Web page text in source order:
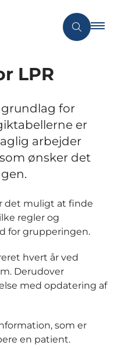
LPR
for
er
arbejder
ønsker det
det muligt at finde
regler og
for grupperingen.
hvert år ved
Derudover
med opdatering af
som er
en patient.